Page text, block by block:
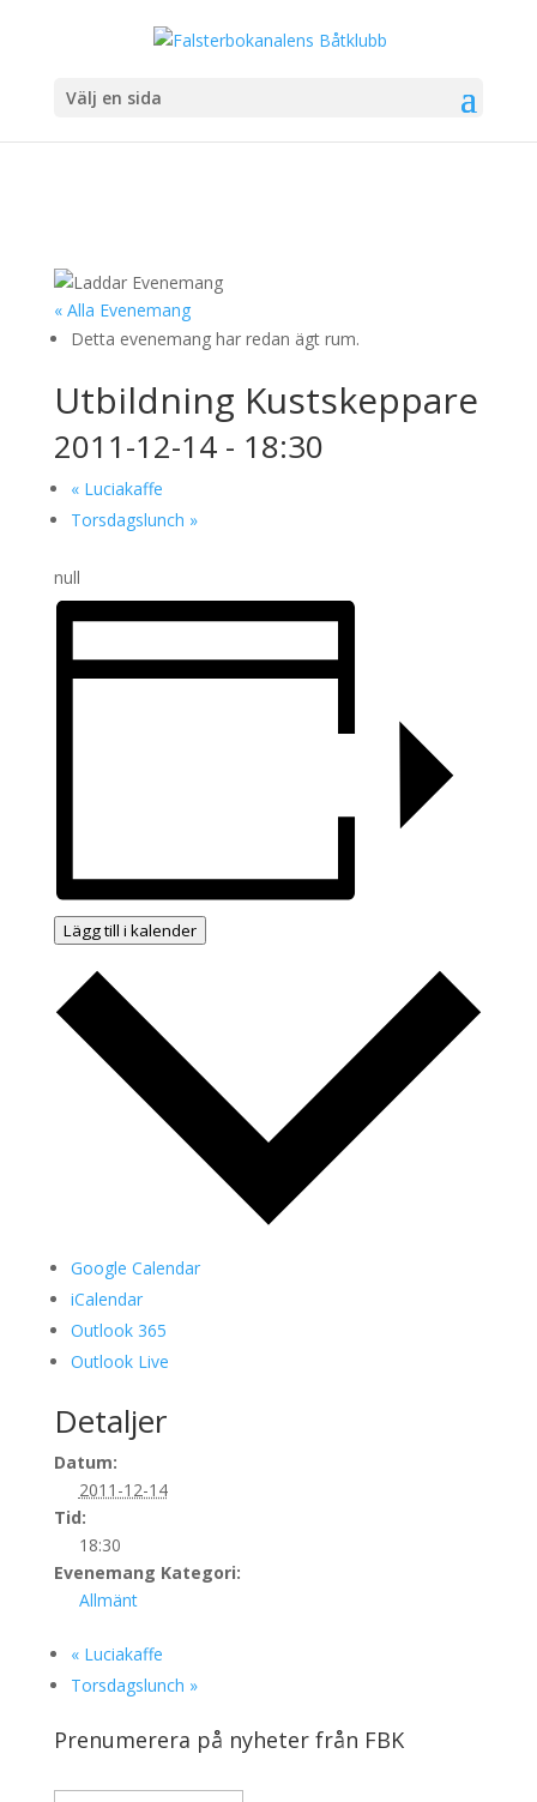
Välj en sida
« Alla Evenemang
Detta evenemang har redan ägt rum.
Utbildning Kustskeppare
2011-12-14 - 18:30
«Luciakaffe
Torsdagslunch »
null
Lägg till i kalender
Google Calendar
iCalendar
Outlook 365
Outlook Live
Detaljer
Datum:
2011-12-14
Tid:
18:30
Evenemang Kategori:
Allmänt
«Luciakaffe
Torsdagslunch »
Prenumerera på nyheter från FBK